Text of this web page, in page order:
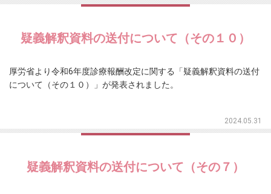
疑義解釈資料の送付について（その１０）
厚労省より令和6年度診療報酬改定に関する「疑義解釈資料の送付
について（その１０）」が発表されました。
2024.05.31
疑義解釈資料の送付について（その７）